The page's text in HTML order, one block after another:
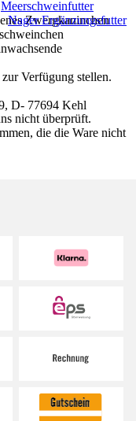
Zwergkaninchen
Verfügung stellen.
D- 77694 Kehl
Meerschweinfutter
Nager Ergänzungsfutter
nicht überprüft.
die die Ware nicht